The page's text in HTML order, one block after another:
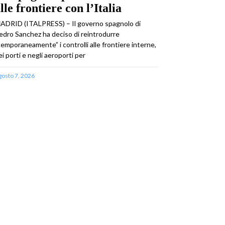
frontiere con l’Italia
(ITALPRESS) – Il governo spagnolo di
Sanchez ha deciso di reintrodurre
i controlli alle frontiere interne,
porti e negli aeroporti per
7, 2026